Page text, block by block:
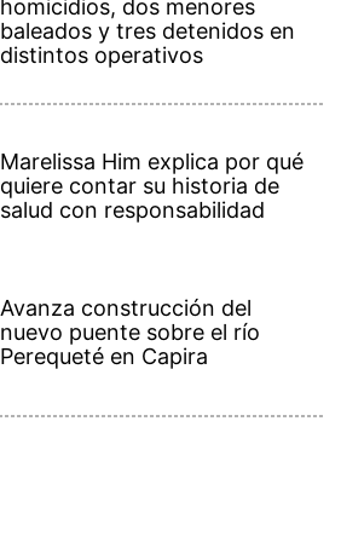
homicidios, dos menores
baleados y tres detenidos en
distintos operativos
Marelissa Him explica por qué
quiere contar su historia de
salud con responsabilidad
Avanza construcción del
nuevo puente sobre el río
Perequeté en Capira